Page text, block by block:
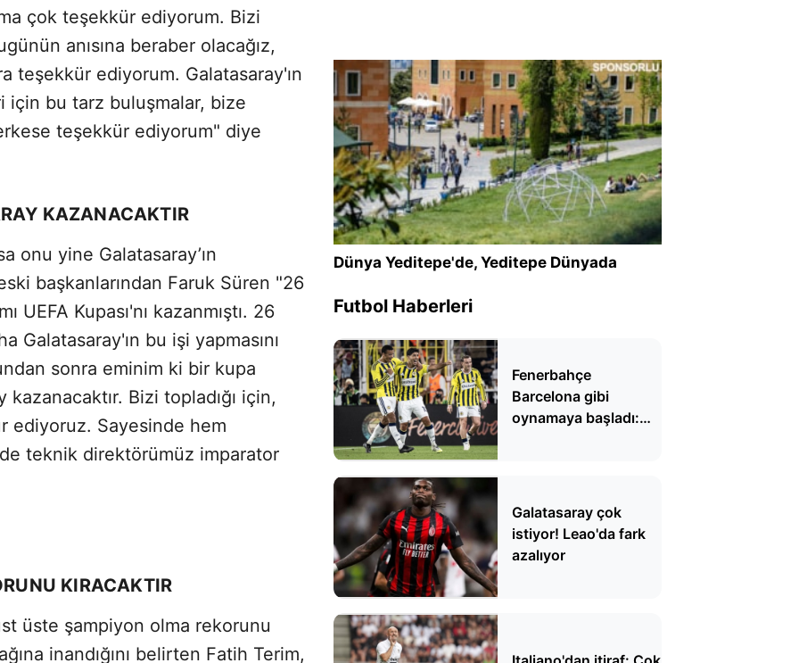
çok teşekkür ediyorum. Bizi
anısına beraber olacağız,
teşekkür ediyorum. Galatasaray'ın
için bu tarz buluşmalar, bize
teşekkür ediyorum" diye
KAZANACAKTIR
onu yine Galatasaray’ın
başkanlarından Faruk Süren "26
UEFA Kupası'nı kazanmıştı. 26
Galatasaray'ın bu işi yapmasını
sonra eminim ki bir kupa
Bizi topladığı için,
ediyoruz. Sayesinde hem
teknik direktörümüz imparator
KIRACAKTIR
üste şampiyon olma rekorunu
inandığını belirten Fatih Terim,
Dünya Yeditepe'de, Yeditepe Dünyada
Futbol Haberleri
Fenerbahçe
Barcelona gibi
oynamaya başladı:
Galatasaray çok
istiyor! Leao'da fark
azalıyor